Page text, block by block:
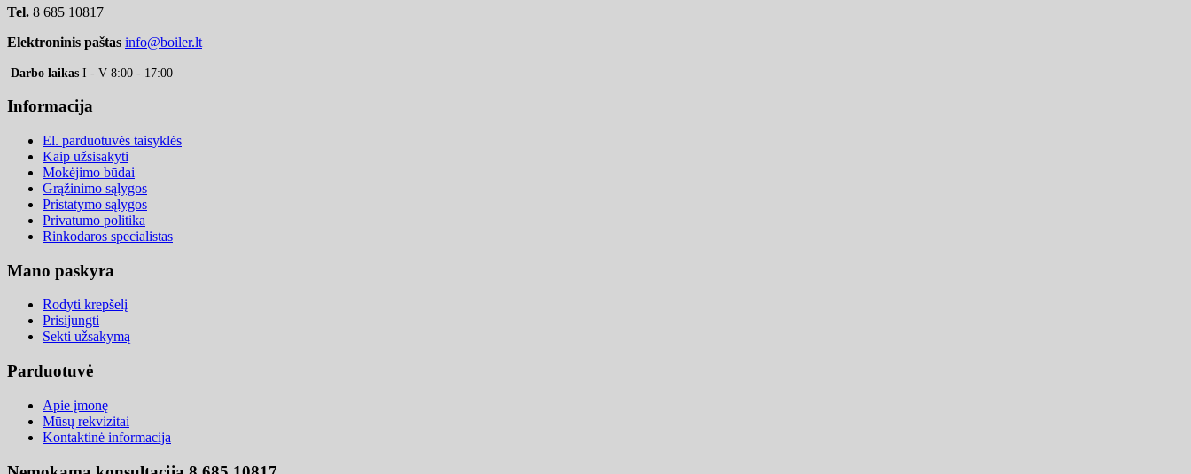
Tel. 8 685 10817
Elektroninis paštas info@boiler.lt
Darbo laikas I - V 8:00 - 17:00
Informacija
El. parduotuvės taisyklės
Kaip užsisakyti
Mokėjimo būdai
Grąžinimo sąlygos
Pristatymo sąlygos
Privatumo politika
Rinkodaros specialistas
Mano paskyra
Rodyti krepšelį
Prisijungti
Sekti užsakymą
Parduotuvė
Apie įmonę
Mūsų rekvizitai
Kontaktinė informacija